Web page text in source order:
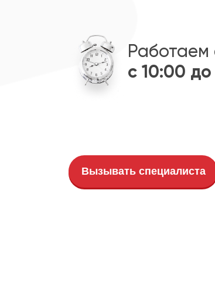
Работаем
с 10:00
Вызывать специалиста